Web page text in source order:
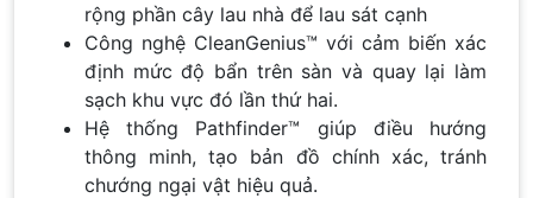
rộng phần cây lau nhà để lau sát cạnh
Công nghệ CleanGenius™ với cảm biến xác
định mức độ bẩn trên sàn và quay lại làm
sạch khu vực đó lần thứ hai.
Hệ thống Pathfinder™ giúp điều hướng
thông minh, tạo bản đồ chính xác, tránh
chướng ngại vật hiệu quả.